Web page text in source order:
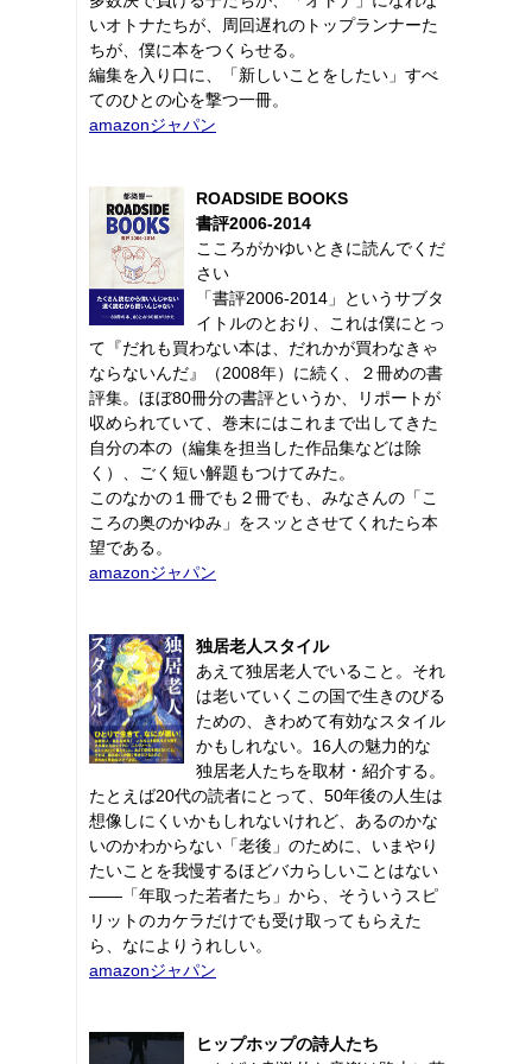
いオトナたちが、周回遅れのトップランナーた
ちが、僕に本をつくらせる。
編集を入り口に、「新しいことをしたい」すべ
てのひとの心を撃つ一冊。
amazonジャパン
ROADSIDE BOOKS
書評2006-2014
こころがかゆいときに読んでくだ
さい
「書評2006-2014」というサブタ
イトルのとおり、これは僕にとっ
て『だれも買わない本は、だれかが買わなきゃ
ならないんだ』（2008年）に続く、２冊めの書
評集。ほぼ80冊分の書評というか、リポートが
収められていて、巻末にはこれまで出してきた
自分の本の（編集を担当した作品集などは除
く）、ごく短い解題もつけてみた。
このなかの１冊でも２冊でも、みなさんの「こ
ころの奥のかゆみ」をスッとさせてくれたら本
望である。
amazonジャパン
独居老人スタイル
あえて独居老人でいること。それ
は老いていくこの国で生きのびる
ための、きわめて有効なスタイル
かもしれない。16人の魅力的な
独居老人たちを取材・紹介する。
たとえば20代の読者にとって、50年後の人生は
想像しにくいかもしれないけれど、あるのかな
いのかわからない「老後」のために、いまやり
たいことを我慢するほどバカらしいことはない
――「年取った若者たち」から、そういうスピ
リットのカケラだけでも受け取ってもらえた
ら、なによりうれしい。
amazonジャパン
ヒップホップの詩人たち